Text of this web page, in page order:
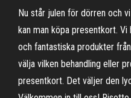
Nu står julen för dörren och
kan man köpa presentkort. Vi
och fantastiska produkter
välja vilken behandling eller
presentkort. Det väljer den